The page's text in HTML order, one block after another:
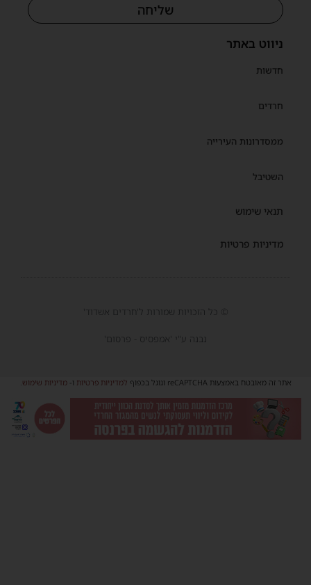
ניווט באתר
חדשות
חרדים
ממסדרונות העירייה
השטיבל
תנאי שימוש
מדיניות פרטיות
שליחה
© כל הזכויות שמורות ל'חרדים אשדוד'
נבנה ע"י 'אמפסיס - פרסום'
אתר זה מאובטח באמצעות reCAPTCHA וגוגל בכפוף למדיניות פרטיותו-מדיניות שימוש.